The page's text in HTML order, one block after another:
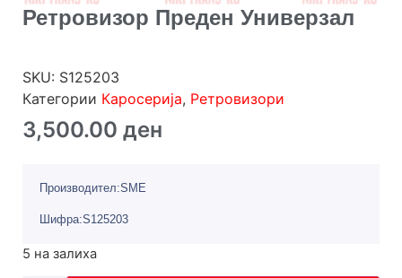
Ретровизор Преден Универзал
SKU: S125203
Категории Каросерија, Ретровизори
3,500.00 ден
Производител:SME
Шифра:S125203
5 на залиха